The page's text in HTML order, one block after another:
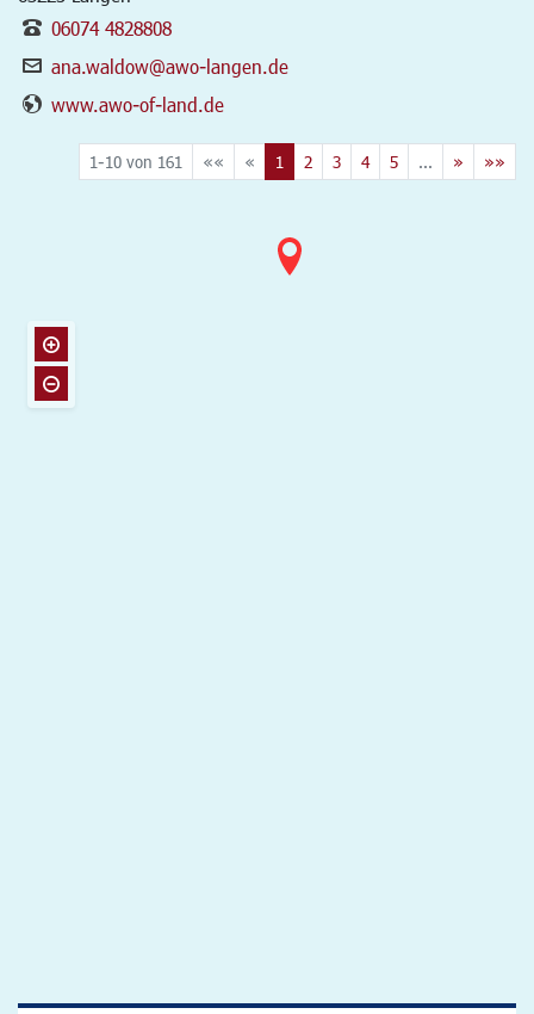
06074 4828808
ana.waldow@awo-langen.de
www.awo-of-land.de
1-10 von 161 «« « 1 2 3 4 5 ... » »»